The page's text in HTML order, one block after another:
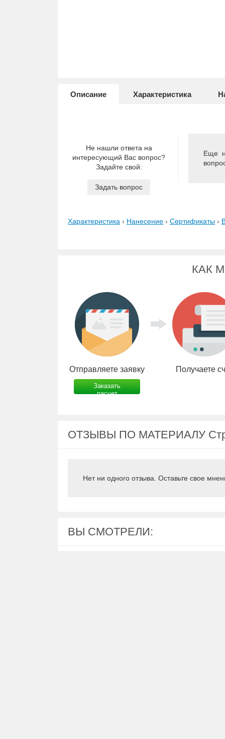
Описание Характеристика
Не нашли ответа на
интересующий Вас вопрос?
Задайте свой:
Задать вопрос
Еще
Характеристика › Нанесение › Сертификаты ›
КАК
Отправляете заявку
Заказать
расчет
Получаете
ОТЗЫВЫ ПО МАТЕРИАЛУ
Нет ни одного отзыва. Оставьте свое
ВЫ СМОТРЕЛИ: